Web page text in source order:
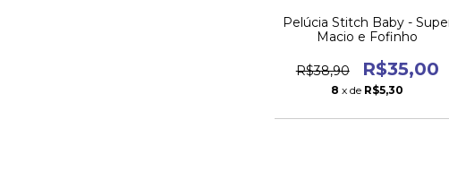
Pelúcia Stitch Baby -
Macio e Fofinho
R$38,90 R$35,00
8 x de R$5,30